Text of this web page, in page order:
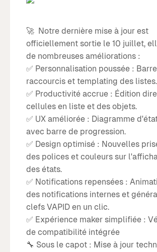
🚀 Notre dernière mise à jour est
officiellement sortie le 10 juillet,
de nombreuses améliorations :
✅ Personnalisation poussée :
raccourcis et templating des listes.
✅ Productivité accrue : Édition
cellules en liste et des objets.
✅ UX améliorée : Diagramme
avec barre de progression.
✅ Design optimisé : Nouvelles
des polices et couleurs sur
des états.
✅ Notifications repensées :
des notifications internes et
clefs VAPID en un clic.
✅ Expérience maker simplifiée :
de compatibilité intégrée
🔧 Sous le capot : Mise à jour